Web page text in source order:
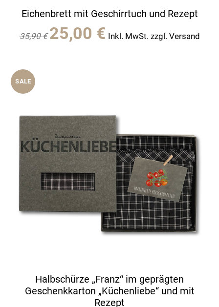
Eichenbrett mit Geschirrtuch und Rezept
35,90€
Ursprünglicher
Preis
25,00 € Preis
Inkl. MwSt. zzgl. Versand
SALE
Halbschürze „Franz“ im geprägten
Geschenkkarton „Küchenliebe“ und mit
Rezept